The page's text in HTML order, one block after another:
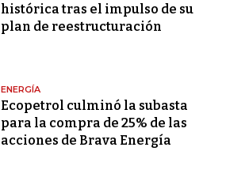
histórica tras el impulso de su
plan de reestructuración
ENERGÍA
Ecopetrol culminó la subasta
para la compra de 25% de las
acciones de Brava Energía